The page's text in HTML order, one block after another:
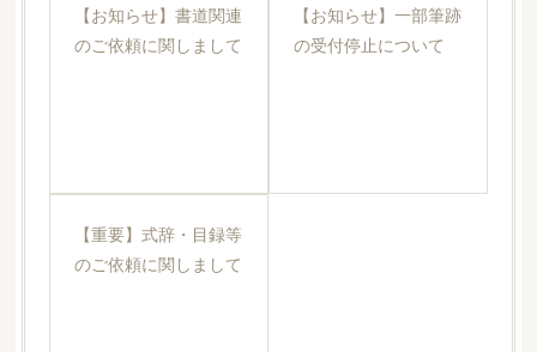
【お知らせ】書道関連
のご依頼に関しまして
【お知らせ】一部筆跡
の受付停止について
【重要】式辞・目録等
のご依頼に関しまして